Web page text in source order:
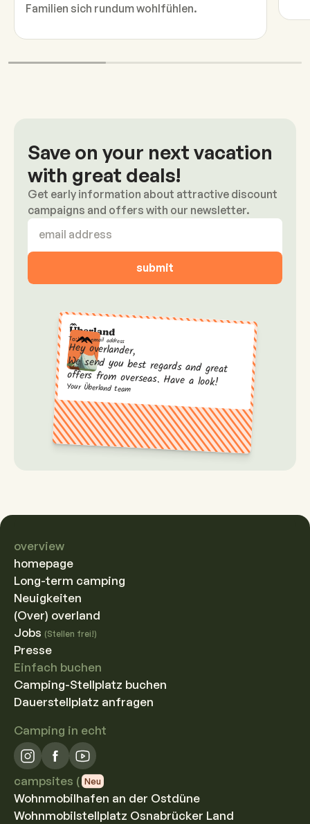
Familien sich rundum wohlfühlen.
Save on your next vacation
with great deals!
Get early information about attractive discount
campaigns and offers with our newsletter.
Hey overlander,
We send you best regards and great
offers from overseas. Have a look!
Your Überland team
To:Your email address
overview
homepage
Long-term camping
Neuigkeiten
(Over) overland
Jobs (Stellen frei!)
Presse
Einfach buchen
Camping-Stellplatz buchen
Dauerstellplatz anfragen
Camping in echt
campsites ( Neu
Wohnmobilhafen an der Ostdüne
Wohnmobilstellplatz Osnabrücker Land